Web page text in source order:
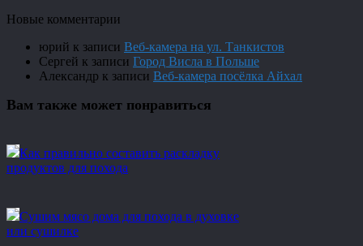
Новые комментарии
юрий к записи Веб-камера на ул. Танкистов
Сергей к записи Город Висла в Польше
Александр к записи Веб-камера посёлка Айхал
Вам также может понравиться
Как правильно составить раскладку
продуктов для похода
Сушим мясо дома для похода в духовке
или сушилке